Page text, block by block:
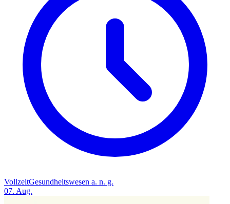
VollzeitGesundheitswesen a. n. g.
07. Aug.